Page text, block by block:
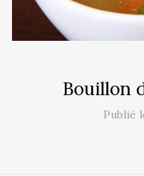
Bouillon
Publié